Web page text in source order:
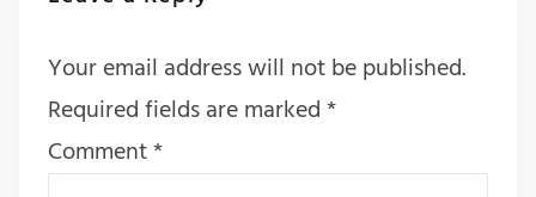
Your email address will not be published.
Required fields are marked*
Comment*